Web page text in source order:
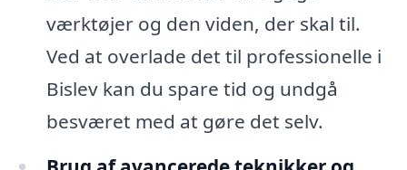
værktøjer og den viden, der skal til.
Ved at overlade det til professionelle i
Bislev kan du spare tid og undgå
besværet med at gøre det selv.